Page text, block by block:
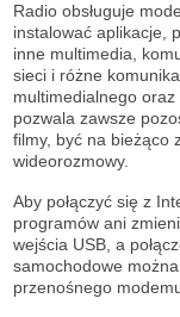
Radio obsługuje
instalować aplikacje,
inne multimedia,
sieci i różne
multimedialnego oraz
pozwala zawsze
filmy, być na bieżąco
wideorozmowy.
Aby połączyć się z
programów ani
wejścia USB, a
samochodowe
przenośnego